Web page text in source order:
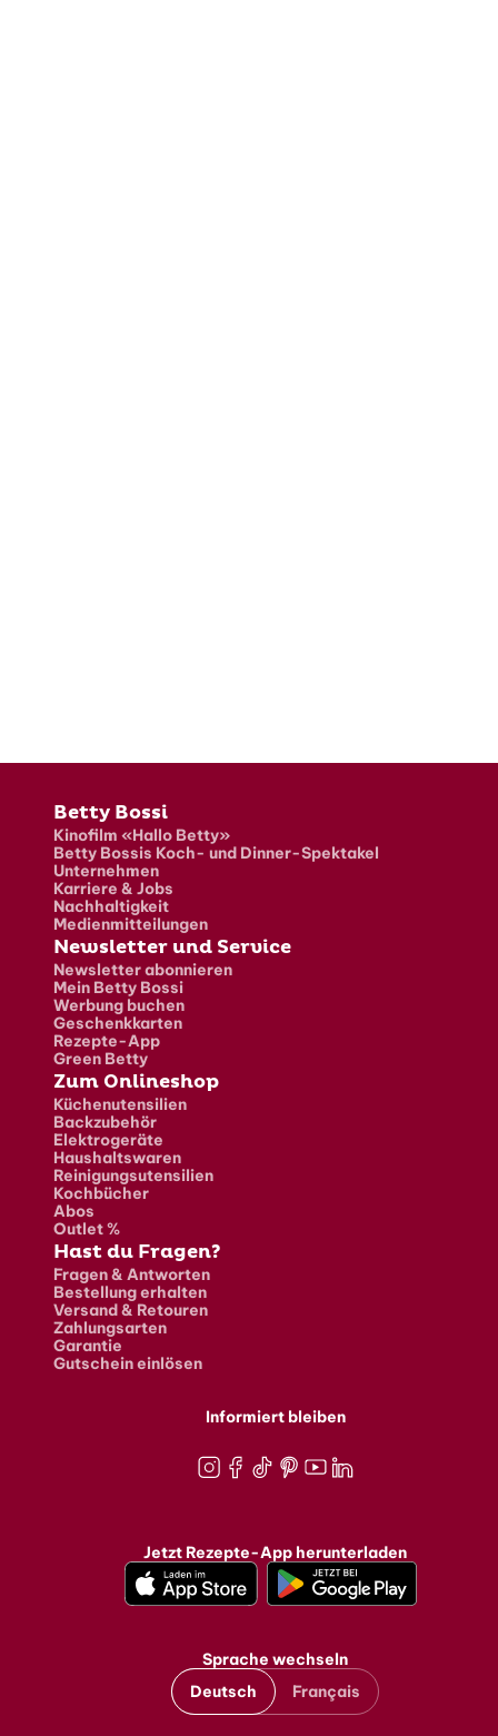
Fusszeile
Betty Bossi
Kinofilm «Hallo Betty»
Betty Bossis Koch- und Dinner-Spektakel
Unternehmen
Karriere & Jobs
Nachhaltigkeit
Medienmitteilungen
Newsletter und Service
Newsletter abonnieren
Mein Betty Bossi
Werbung buchen
Geschenkkarten
Rezepte-App
Green Betty
Zum Onlineshop
Küchenutensilien
Backzubehör
Elektrogeräte
Haushaltswaren
Reinigungsutensilien
Kochbücher
Abos
Outlet %
Hast du Fragen?
Fragen & Antworten
Bestellung erhalten
Versand & Retouren
Zahlungsarten
Garantie
Gutschein einlösen
Informiert bleiben
Jetzt Rezepte-App herunterladen
Sprache wechseln
Deutsch
Français